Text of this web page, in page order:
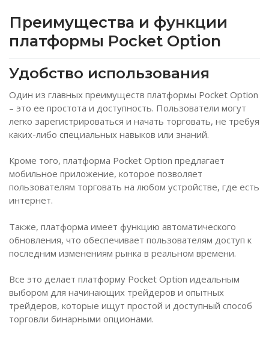
Преимущества и функции
платформы Pocket Option
Удобство использования
Один из главных преимуществ платформы Pocket Option
– это ее простота и доступность. Пользователи могут
легко зарегистрироваться и начать торговать, не требуя
каких-либо специальных навыков или знаний.
Кроме того, платформа Pocket Option предлагает
мобильное приложение, которое позволяет
пользователям торговать на любом устройстве, где есть
интернет.
Также, платформа имеет функцию автоматического
обновления, что обеспечивает пользователям доступ к
последним изменениям рынка в реальном времени.
Все это делает платформу Pocket Option идеальным
выбором для начинающих трейдеров и опытных
трейдеров, которые ищут простой и доступный способ
торговли бинарными опционами.